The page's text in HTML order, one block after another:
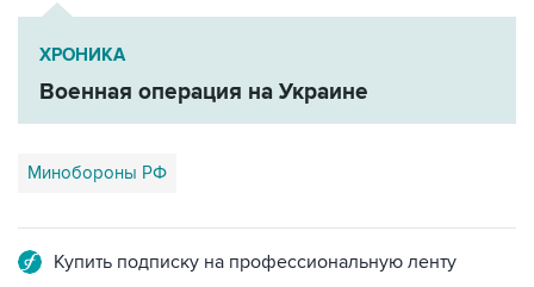
ХРОНИКА
Военная операция на Украине
Минобороны РФ
Купить подписку на профессиональную ленту